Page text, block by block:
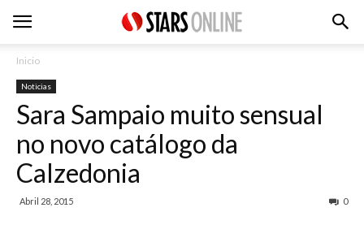
Inicio
Noticias
Sara Sampaio muito sensual
no novo catálogo da
Calzedonia
Abril 28, 2015 0